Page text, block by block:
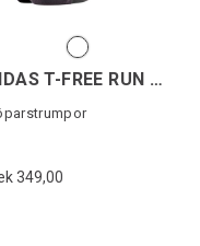
SIDAS T-FREE RUN ANKLE
349,00